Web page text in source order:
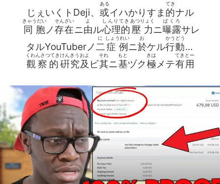
じぇいくトDeji、 或
ある
イハかりすま 的
てき
ナル
同胞
きゃうだい
ノ存在
そんざい
ニ由
よ
ル心理的
しんりてき
壓力
あつりょく
ニ曝露
ばくろ
サレ
タルYouTuberノ 二
に
症例
しょうれい
ニ於
お
ケル行動
かうどう
ノ
觀察的
くわんさつてき
硏究
けんきう
及
およ
ビ其
それ
ニ基
もと
ヅク極
きは
メテ有用
てきとー